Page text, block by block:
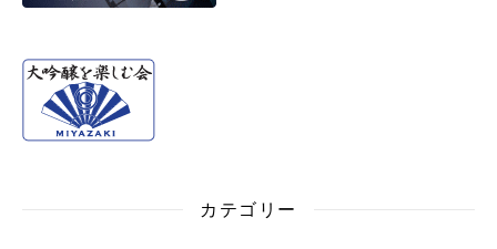
カテゴリー